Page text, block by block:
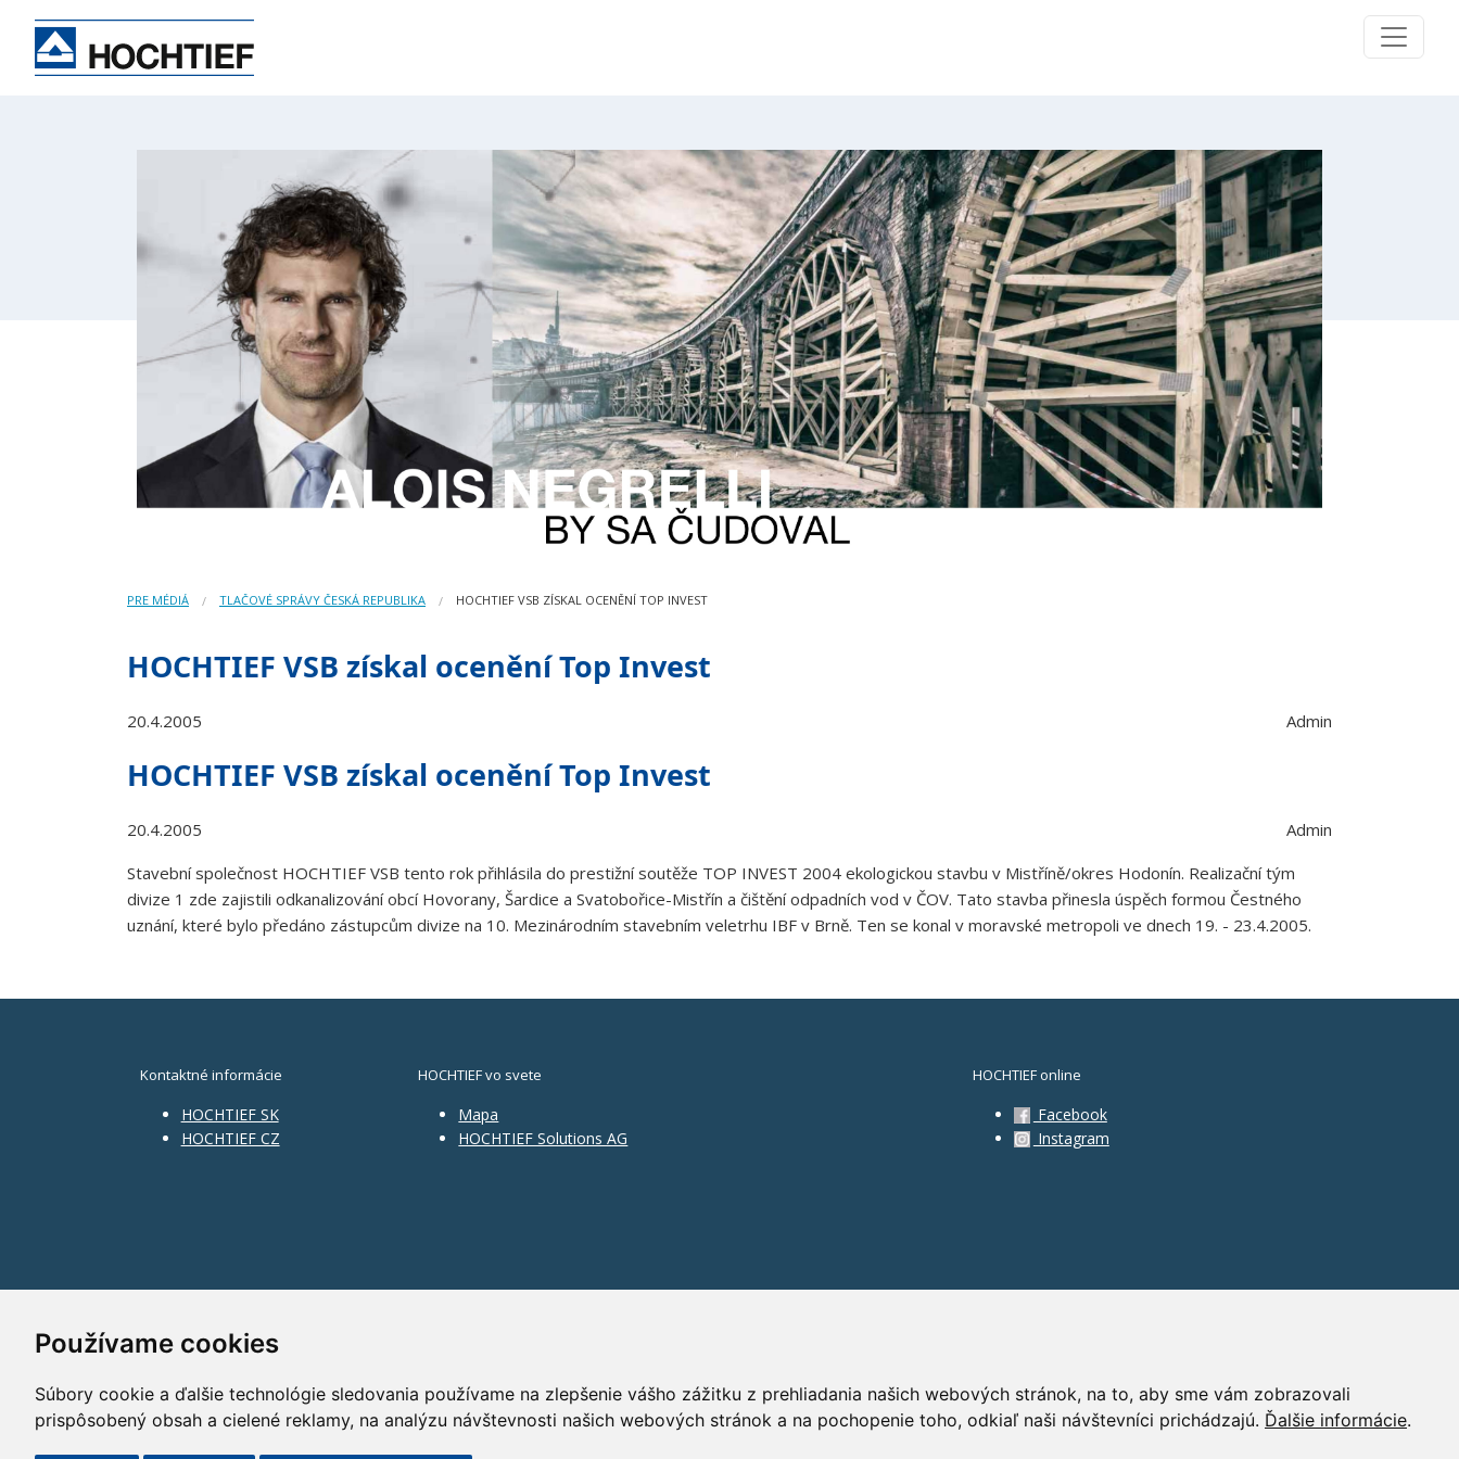
Používame cookies
Súbory cookie a ďalšie technológie sledovania používame na zlepšenie vášho zážitku z prehliadania našich webových stránok, na to, aby sme vám zobrazovali
prispôsobený obsah a cielené reklamy, na analýzu návštevnosti našich webových stránok a na pochopenie toho, odkiaľ naši návštevníci prichádzajú. Ďalšie informácie.
PRE MÉDIÁ TLAČOVÉ SPRÁVY ČESKÁ REPUBLIKA HOCHTIEF VSB ZÍSKAL OCENĚNÍ TOP INVEST
HOCHTIEF VSB získal ocenění Top Invest
20.4.2005 Admin
HOCHTIEF VSB získal ocenění Top Invest
20.4.2005
Admin
Stavební společnost HOCHTIEF VSB tento rok přihlásila do prestižní soutěže TOP INVEST 2004 ekologickou stavbu v Mistříně/okres Hodonín. Realizační tým
divize 1 zde zajistili odkanalizování obcí Hovorany, Šardice a Svatobořice-Mistřín a čištění odpadních vod v ČOV. Tato stavba přinesla úspěch formou Čestného
uznání, které bylo předáno zástupcům divize na 10. Mezinárodním stavebním veletrhu IBF v Brně. Ten se konal v moravské metropoli ve dnech 19. - 23.4.2005.
Kontaktné informácie
HOCHTIEF SK
HOCHTIEF CZ
HOCHTIEF vo svete
Mapa
HOCHTIEF Solutions AG
HOCHTIEF online
Facebook
Instagram